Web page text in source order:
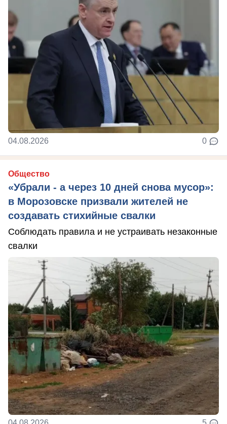
04.08.2026 0
Общество
«Убрали - а через 10 дней снова мусор»:
в Морозовске призвали жителей не
создавать стихийные свалки
Соблюдать правила и не устраивать незаконные
свалки